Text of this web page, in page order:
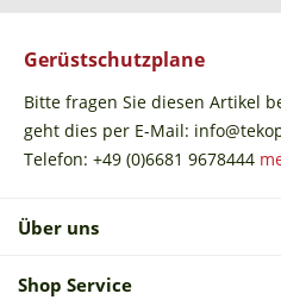
Gerüstschutzplane
Bitte fragen Sie diesen Artikel
geht dies per E-Mail:
Telefon: +49 (0)6681 9678444
Über uns
Shop Service